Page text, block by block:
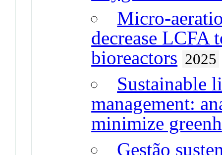
Micro-
decrease LCFA
bioreactors 2025
Sustainable
management:
minimize
Gestão